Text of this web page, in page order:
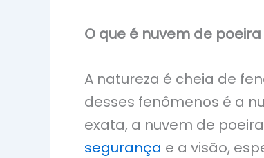
O que é nuvem de
A natureza é cheia de
desses fenômenos é a
exata, a nuvem de
segurança e a visão,